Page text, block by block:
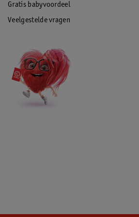
Gratis babyvoordeel
Veelgestelde vragen